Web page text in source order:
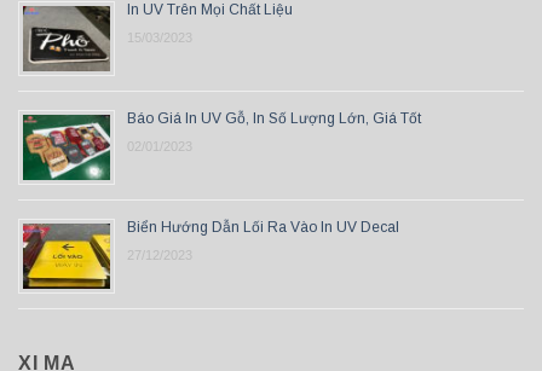
In UV Trên Mọi Chất Liệu
15/03/2023
Báo Giá In UV Gỗ, In Số Lượng Lớn, Giá Tốt
02/01/2023
Biển Hướng Dẫn Lối Ra Vào In UV Decal
27/12/2023
XI MẠ